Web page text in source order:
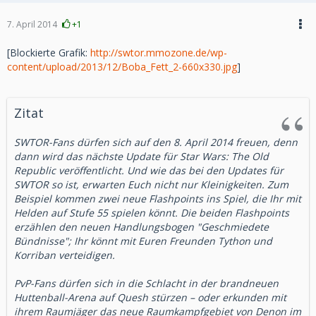
Erfahrung.
Galaktischer Raumjäger
Wächterdrohnen feuern nicht länger Raketen oder
Verlassen des Sichtbereichs setzt die Aufladezeit
zurück und lässt die Drohne ein anderes Ziel wählen,
wenn es sich im freien Zielbereich befindet.
Die Geschwindigkeit beim Rollen des Schiffs im
Galaktischen Raumjäger wird nicht mehr durch
niedrige Framerates verlangsamt. Highend-PCs sind
davon nicht betroffen, aber Spieler auf Rechnern mit
weniger Leistung sollten eine deutliche Steigerung der
Rollgeschwindigkeit bemerken.
Die Lautstärke der Ionenkanone wurde verringert.
Es wurde ein Problem behoben, das dazu führte, dass
der Droiden-Beiwagen im Galaktischen Handelsnetz
eigenen Stil ausdrücken und ihr Prestige erhöhen, um damit
möglich, Freunde von jedem Ort im Spiel einzuladen und
zur Festung zu transportieren, um dort gemeinsam Zeit zu
Mitglieder treffen, um das nächste große Abenteuer zu
Spieler, die am 3. April Abonnent sind, erhalten:
500 Bonus-Kartellmünzen
Spieler, die am 5. Mai Abonnent sind, erhalten:
1.000 Bonus-Kartellmünzen
Frühzeitigen Zugang zu Galactic Strongholds ab dem
7. April 2014 +1
[Blockierte Grafik: http://swtor.mmozone.de/wp-
content/upload/2013/12/Boba_Fett_2-660x330.jpg]
Zitat
SWTOR-Fans dürfen sich auf den 8. April 2014 freuen, denn
dann wird das nächste Update für Star Wars: The Old
Republic veröffentlicht. Und wie das bei den Updates für
SWTOR so ist, erwarten Euch nicht nur Kleinigkeiten. Zum
Beispiel kommen zwei neue Flashpoints ins Spiel, die Ihr mit
Helden auf Stufe 55 spielen könnt. Die beiden Flashpoints
erzählen den neuen Handlungsbogen "Geschmiedete
Bündnisse"; Ihr könnt mit Euren Freunden Tython und
Korriban verteidigen.
PvP-Fans dürfen sich in die Schlacht in der brandneuen
Huttenball-Arena auf Quesh stürzen – oder erkunden mit
ihrem Raumjäger das neue Raumkampfgebiet von Denon im